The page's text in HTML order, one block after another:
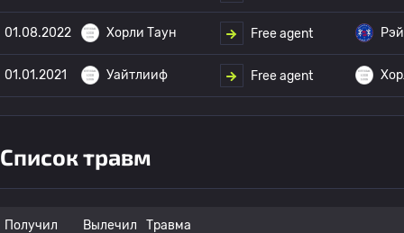
01.08.2022 Хорли Таун Free agent
01.01.2021 Уайтлииф Free agent
Список травм
Получил Вылечил Травма